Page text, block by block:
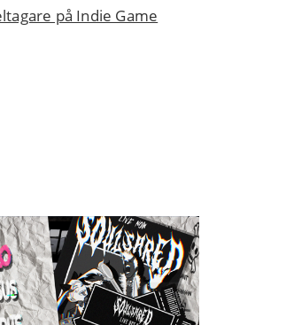
på Indie Game